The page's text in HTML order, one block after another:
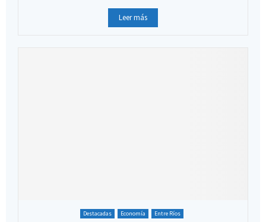
Leer más
Destacadas Economía Entre Ríos